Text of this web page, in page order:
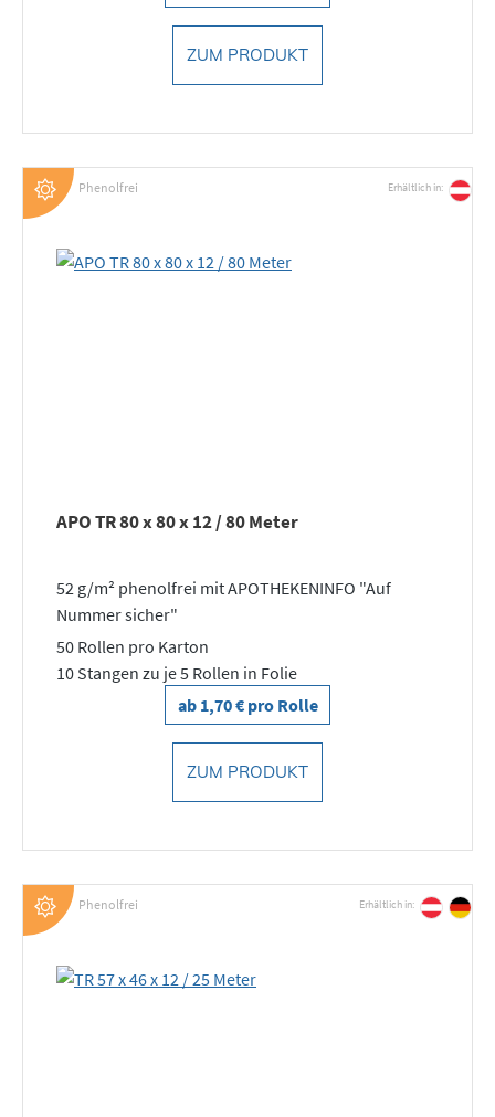
ZUM PRODUKT
Phenolfrei Erhältlich in:
APO TR 80 x 80 x 12 / 80 Meter
52 g/m² phenolfrei mit APOTHEKENINFO "Auf
Nummer sicher"
50 Rollen pro Karton
10 Stangen zu je 5 Rollen in Folie
ab 1,70 € pro Rolle
ZUM PRODUKT
Phenolfrei Erhältlich in: